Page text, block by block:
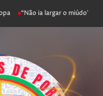
“Não ia largar o miúdo”.